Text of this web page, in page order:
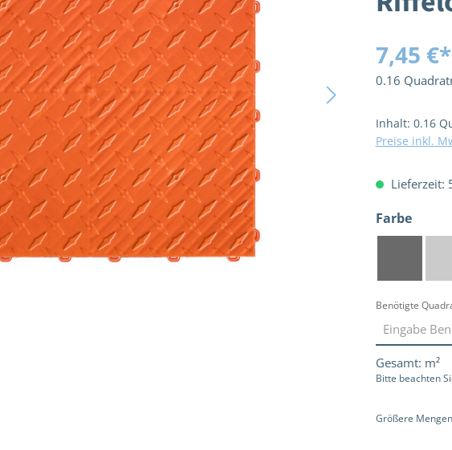
7,45 €*
0.16
Inhalt: 0.16
Preise inkl.
Lieferzeit:
Farbe
Benötigte
Gesamt: m²
Bitte beachten
Größere